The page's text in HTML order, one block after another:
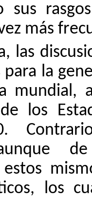
sus
más
las
la
mundial,
los
los